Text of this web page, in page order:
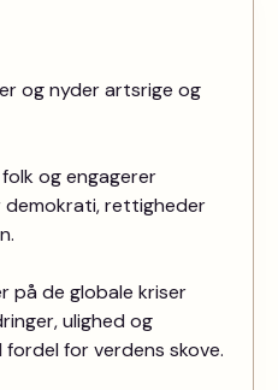
og nyder artsrige og
og engagerer
demokrati, rettigheder
på de globale kriser
ulighed og
for verdens skove.